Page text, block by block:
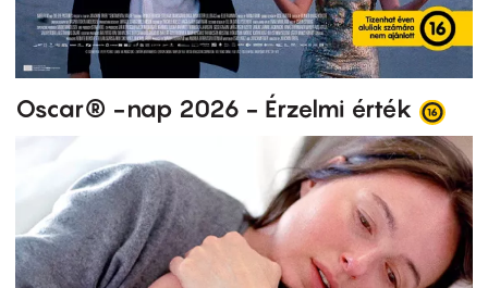
Oscar® -nap 2026 - Érzelmi érték